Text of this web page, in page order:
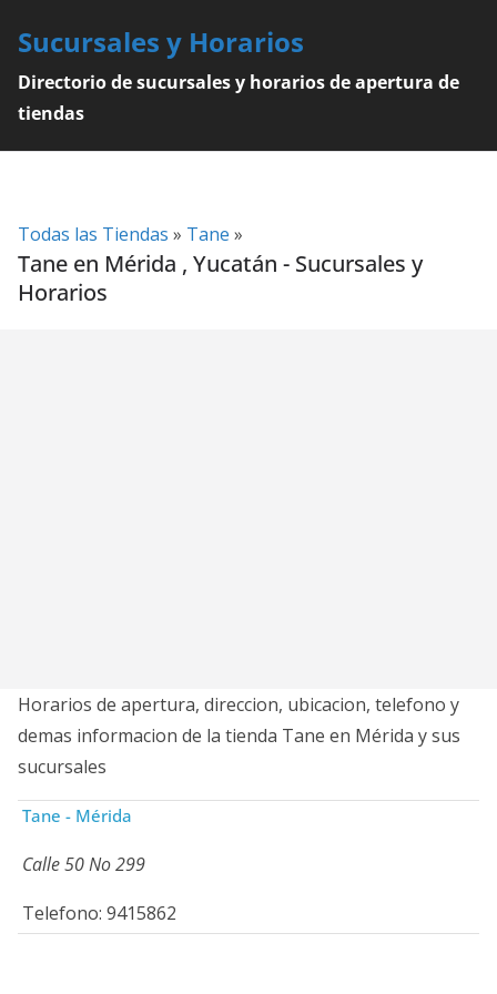
content
Sucursales y Horarios
Directorio de sucursales y horarios de apertura de
tiendas
Todas las Tiendas » Tane »
Tane en Mérida , Yucatán - Sucursales y
Horarios
Horarios de apertura, direccion, ubicacion, telefono y
demas informacion de la tienda Tane en Mérida y sus
sucursales
Tane - Mérida
Calle 50 No 299
Telefono: 9415862